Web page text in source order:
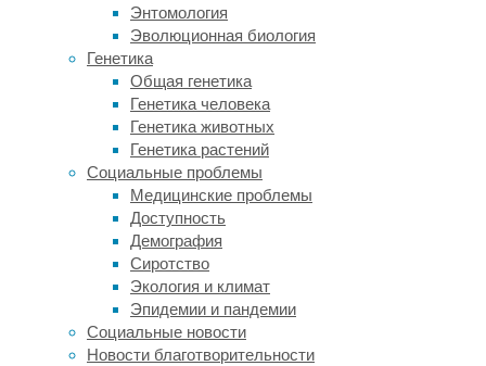
Энтомология
Эволюционная биология
Генетика
Общая генетика
Генетика человека
Генетика животных
Генетика растений
Социальные проблемы
Медицинские проблемы
Доступность
Демография
Сиротство
Экология и климат
Эпидемии и пандемии
Социальные новости
Новости благотворительности
Чтобы
вычислить
BAG,
ученые
обучили
модель
машинного
обучения
(метод
LASSO)
на
данных
4.333
здоровых
добровольцев
из